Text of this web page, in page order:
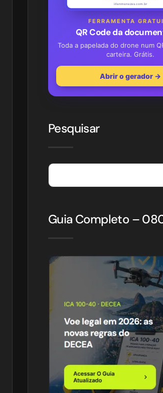
irlenmenezes.com.br
FERRAMENTA
QR Code da
Toda a papelada do drone num
carteira. Grátis.
Abrir o gerador →
Pesquisar
Guia Completo –